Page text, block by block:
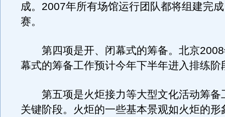
成。2007年所有场馆运行团队都将组建完
赛。
第四项是开、闭幕式的筹备。北京2008
幕式的筹备工作预计今年下半年进入排练阶
第五项是火炬接力等大型文化活动筹备
关键阶段。火炬的一些基本景观如火炬的形